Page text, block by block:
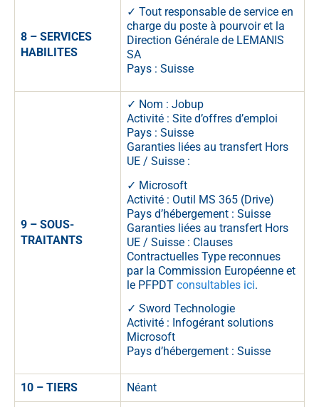
8 – SERVICES
HABILITES
✓ Tout responsable de service en
charge du poste à pourvoir et la
Direction Générale de LEMANIS
SA
Pays : Suisse
9 – SOUS-
TRAITANTS
✓ Nom : Jobup
Activité : Site d’offres d’emploi
Pays : Suisse
Garanties liées au transfert Hors
UE / Suisse :
✓ Microsoft
Activité : Outil MS 365 (Drive)
Pays d’hébergement : Suisse
Garanties liées au transfert Hors
UE / Suisse : Clauses
Contractuelles Type reconnues
par la Commission Européenne et
le PFPDT consultables ici.
✓ Sword Technologie
Activité : Infogérant solutions
Microsoft
Pays d’hébergement : Suisse
10 – TIERS Néant